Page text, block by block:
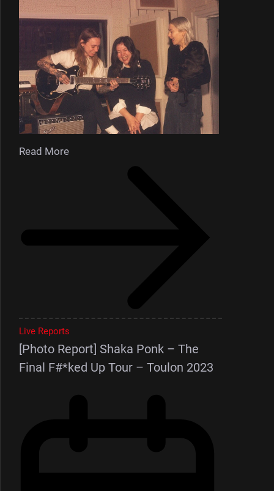
Read More
Live Reports
[Photo Report] Shaka Ponk – The
Final F#*ked Up Tour – Toulon 2023